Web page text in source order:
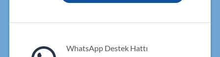
WhatsApp Destek Hattı